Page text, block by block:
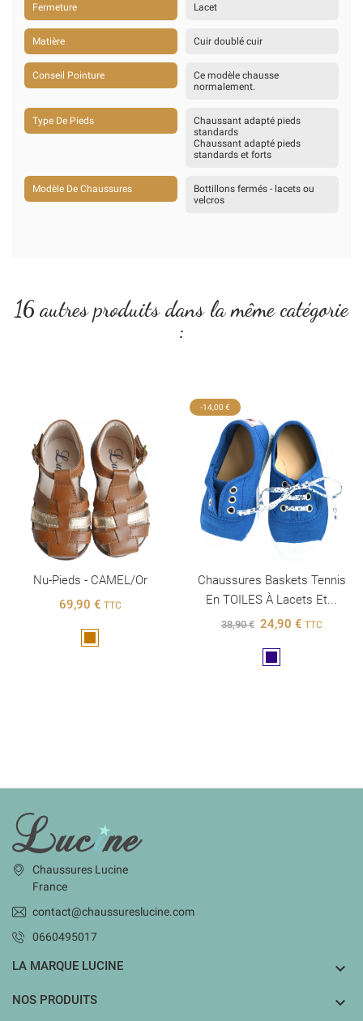
Fermeture Lacet
Matière Cuir doublé cuir
Conseil Pointure
Ce modèle chausse
normalement.
Type De Pieds
Chaussant adapté pieds
standards
Chaussant adapté pieds
standards et forts
Modèle De Chaussures
Bottillons fermés - lacets ou
velcros
16 autres produits dans la même catégorie
:
Nu-Pieds - CAMEL/or
69,90 € TTC
-14,00 €
Chaussures Baskets Tennis
En TOILES À Lacets Et...
38,90 € 24,90 € TTC
INFORMATIONS
Chaussures Lucine
France
contact@chaussureslucine.com
0660495017
LA MARQUE LUCINE 
NOS PRODUITS 